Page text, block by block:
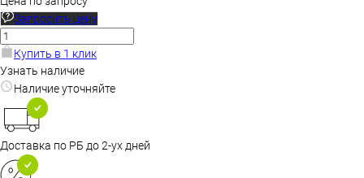
Запросить цену
Купить в 1 клик
Узнать наличие
Наличие уточняйте
Доставка по РБ до 2-ух дней